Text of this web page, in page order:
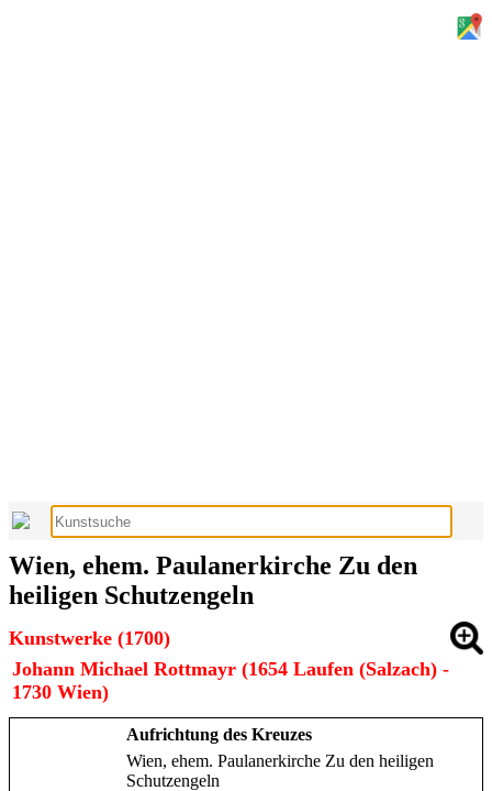
Wien, ehem. Paulanerkirche Zu den
heiligen Schutzengeln
Kunstwerke (1700)
Johann Michael Rottmayr (1654 Laufen (Salzach) -
1730 Wien)
Aufrichtung des Kreuzes
Wien, ehem. Paulanerkirche Zu den heiligen
Schutzengeln